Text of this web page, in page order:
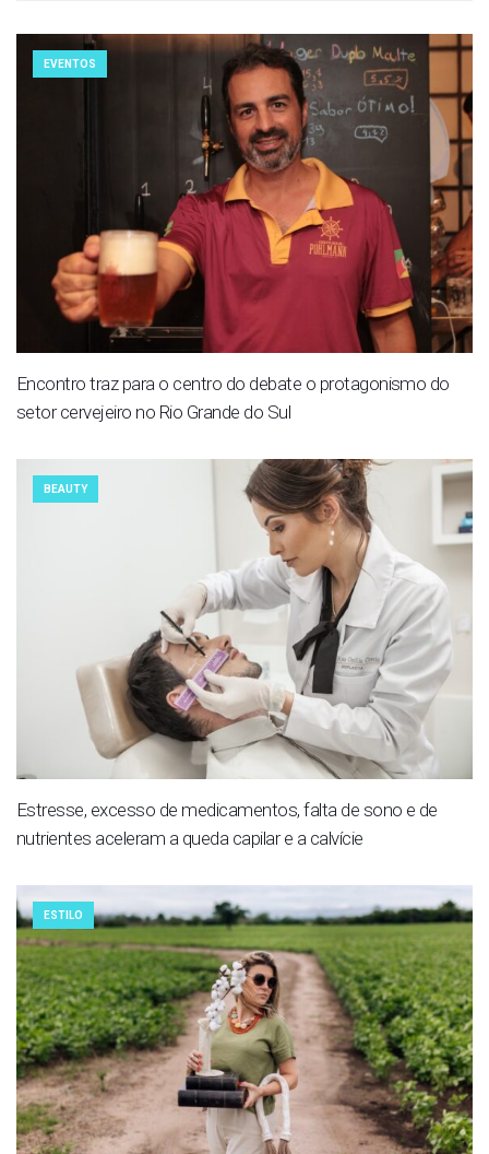
EVENTOS
Encontro traz para o centro do debate o protagonismo do
setor cervejeiro no Rio Grande do Sul
BEAUTY
Estresse, excesso de medicamentos, falta de sono e de
nutrientes aceleram a queda capilar e a calvície
ESTILO